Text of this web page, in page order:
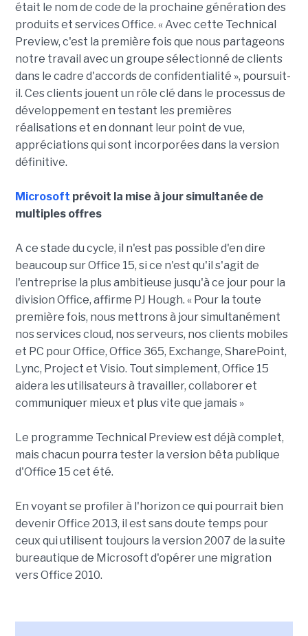
était le nom de code de la prochaine génération des
produits et services Office. « Avec cette Technical
Preview, c'est la première fois que nous partageons
notre travail avec un groupe sélectionné de clients
dans le cadre d'accords de confidentialité », poursuit-
il. Ces clients jouent un rôle clé dans le processus de
développement en testant les premières
réalisations et en donnant leur point de vue,
appréciations qui sont incorporées dans la version
définitive.
Microsoft prévoit la mise à jour simultanée de
multiples offres
A ce stade du cycle, il n'est pas possible d'en dire
beaucoup sur Office 15, si ce n'est qu'il s'agit de
l'entreprise la plus ambitieuse jusqu'à ce jour pour la
division Office, affirme PJ Hough. « Pour la toute
première fois, nous mettrons à jour simultanément
nos services cloud, nos serveurs, nos clients mobiles
et PC pour Office, Office 365, Exchange, SharePoint,
Lync, Project et Visio. Tout simplement, Office 15
aidera les utilisateurs à travailler, collaborer et
communiquer mieux et plus vite que jamais »
Le programme Technical Preview est déjà complet,
mais chacun pourra tester la version bêta publique
d'Office 15 cet été.
En voyant se profiler à l'horizon ce qui pourrait bien
devenir Office 2013, il est sans doute temps pour
ceux qui utilisent toujours la version 2007 de la suite
bureautique de Microsoft d'opérer une migration
vers Office 2010.